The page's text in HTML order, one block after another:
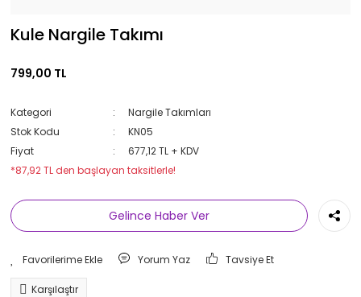
Kule Nargile Takımı
799,00 TL
Kategori
Nargile Takımları
Stok Kodu
KN05
Fiyat
677,12 TL + KDV
*87,92 TL den başlayan taksitlerle!
Gelince Haber Ver
Yorum Yaz Tavsiye Et
Karşılaştır